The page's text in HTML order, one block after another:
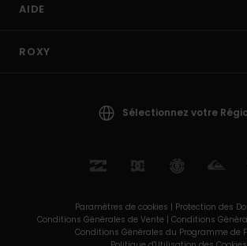
AIDE
ROXY
Sélectionnez votre
Paramètres de cookies | Protection des
Conditions Générales de Vente | Conditions
Conditions Générales du Programme de